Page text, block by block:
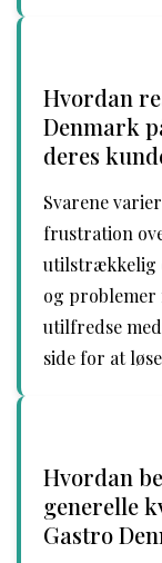
Hvordan
Denmark
deres
Svarene
frustration
utilstrækkelig
og
utilfredse
side for at
Hvordan
generelle
Gastro